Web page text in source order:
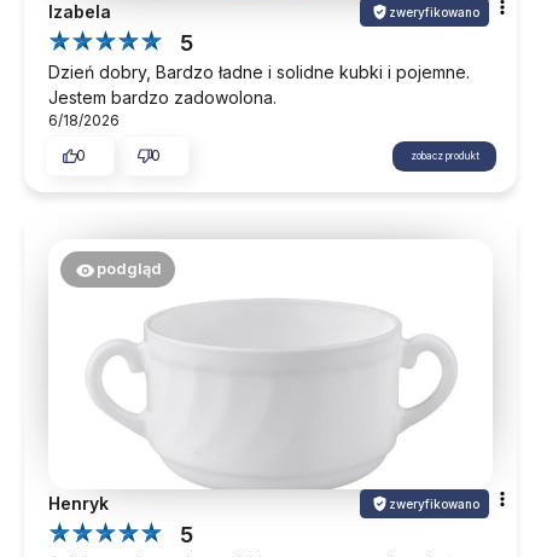
Izabela zweryfikowano
5
Dzień dobry, Bardzo ładne i solidne kubki i pojemne.
Jestem bardzo zadowolona.
6/18/2026
0
0 zobacz produkt
podgląd
Henryk zweryfikowano
5